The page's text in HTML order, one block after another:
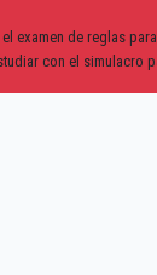
examen de reglas
con el simulacro